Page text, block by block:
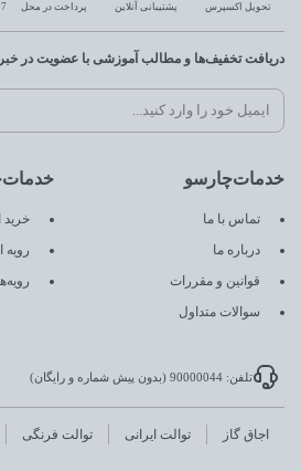
تحویل اکسپرس پشتیبانی آنلاین پرداخت در محل 7 روز ضمانت بازگشت
خدمات‌چارسو
تماس با ما
درباره ما
قوانین و مقررات
سوالات متداول
خرید
دریافت تخفیف‌ها و مطالب آموزشی با عضویت در
تلفن: 90000044 (بدون پیش شماره و رایگان)
اجاق گاز توالت ایرانی توالت فرنگی